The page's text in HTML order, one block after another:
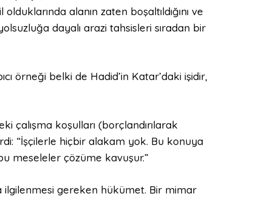
alanın zaten boşaltıldığını ve
dayalı arazi tahsisleri sıradan bir
örneği belki de Hadid’in Katar’daki işidir,
çalışma koşulları (borçlandırılarak
“İşçilerle hiçbir alakam yok. Bu konuya
meseleler çözüme kavuşur.”
ilgilenmesi gereken hükümet. Bir mimar